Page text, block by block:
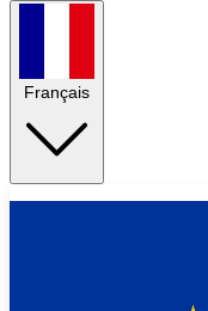
Français